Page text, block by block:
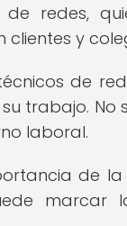
redes,
y
de
trabajo.
laboral.
de
marcar